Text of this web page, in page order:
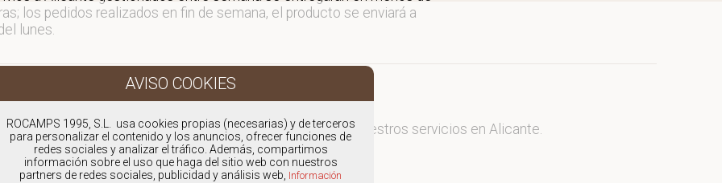
los pedidos realizados en fin de semana, el producto se enviará a
lunes.
especialistas en Abotinados para mujer , y ofrecemos nuestros servicios en Alicante.
ROCAMPS 1995, S.L. usa cookies propias (necesarias) y de terceros
para personalizar el contenido y los anuncios, ofrecer funciones de
redes sociales y analizar el tráfico. Además, compartimos
información sobre el uso que haga del sitio web con nuestros
partners de redes sociales, publicidad y análisis web, Información